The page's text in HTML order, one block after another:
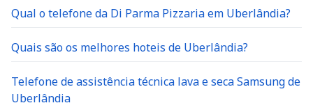
Qual o telefone da Di Parma Pizzaria em Uberlândia?
Quais são os melhores hoteis de Uberlândia?
Telefone de assistência técnica lava e seca Samsung de
Uberlândia